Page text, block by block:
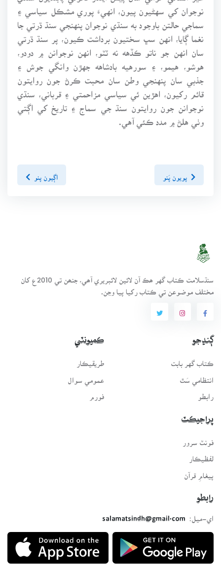
نوجوان کي سهڻيون پيون، انهيءَ پوري مشڪل سياسي ۽
سماجي حالتن باوجود به سنڌي نوجوان پنهنجي سنڌ ڌرتي جا
نغما ڳايا، انهن سڀ سختيون برداشت ڪيون، پر سنڌ ڌرتي
سان انهن جو ناتو ڪڏهه نه ٽٽو، انهن نوجوانن ۾ دودو،
هوشو، هيمو، ۽ سورهيه بادشاهه جهڙن وانگي جوش ۽
جذبي سان پنهنجي وطن سان محبت ڪرڻ جون روايتون
قائم رکيون، اهڙين ئي سياسي مزاحمتي ۽ قرباني، سنڌي
نوجوانن جون روايتون سنڌ جي سماج ۽ تاريخ کي اڳتي
وٺي هلڻ ۾ مدد ڪئي آهي.
پويون پَنو اڳيون پنو
سنڌسلامت ڪتاب گهر ھڪ آن لائين لائبريري آھي، جنھن تي 2010ع کان
مختلف موضوعن تي ڪتاب رکيا پيا وڃن.
ڳنڍجو
ڪتاب گهر بابت
انتظامي سَٿ
رابطو
ڪميونٽي
طريقيڪار
عمومي سوال
فورم
پراجيڪٽ
لفظيڪار
پيغامِ قرآن
رابطو
اي-ميل:
salamatsindh@gmail.com